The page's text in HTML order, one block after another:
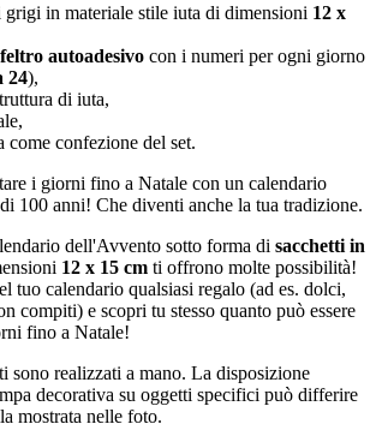
grigi in materiale stile iuta di dimensioni 12 x
autoadesivo con i numeri per ogni giorno
24),
di iuta,
come confezione del set.
i giorni fino a Natale con un calendario
100 anni! Che diventi anche la tua tradizione.
dell'Avvento sotto forma di sacchetti in
12 x 15 cm ti offrono molte possibilità!
tuo calendario qualsiasi regalo (ad es. dolci,
compiti) e scopri tu stesso quanto può essere
fino a Natale!
sono realizzati a mano. La disposizione
decorativa su oggetti specifici può differire
mostrata nelle foto.